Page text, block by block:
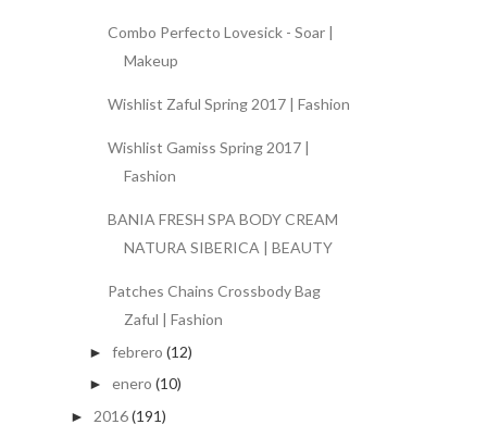
Combo Perfecto Lovesick - Soar |
Makeup
Wishlist Zaful Spring 2017 | Fashion
Wishlist Gamiss Spring 2017 |
Fashion
BANIA FRESH SPA BODY CREAM
NATURA SIBERICA | BEAUTY
Patches Chains Crossbody Bag
Zaful | Fashion
► febrero (12)
► enero (10)
► 2016(191)